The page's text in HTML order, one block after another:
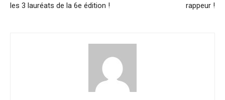
les 3 lauréats de la 6e édition !
rappeur !